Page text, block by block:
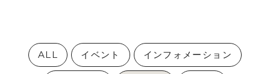
ALL イベント インフォメーション